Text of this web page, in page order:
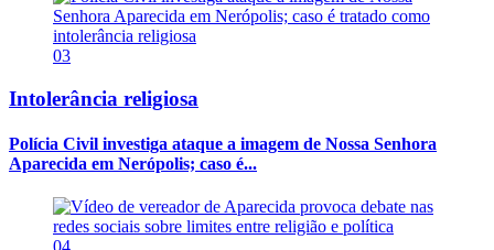
03
Intolerância religiosa
Polícia Civil investiga ataque a imagem de Nossa Senhora
Aparecida em Nerópolis; caso é...